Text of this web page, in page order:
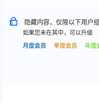
隐藏内容，仅限以下用户
如果您未在其中，可以升级
月度会员
季度会员 年度